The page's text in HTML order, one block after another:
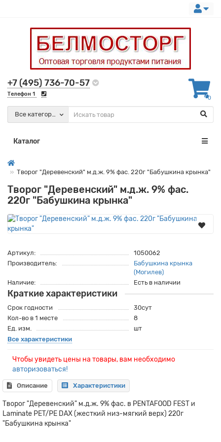
+7 (495) 736-70-57
Телефон 1
0
Все категории
Каталог
Творог "Деревенский" м.д.ж. 9% фас. 220г "Бабушкина крынка"
Творог "Деревенский" м.д.ж. 9% фас.
220г "Бабушкина крынка"
Артикул:
1050062
Производитель:
Бабушкина крынка
(Могилев)
Наличие:
Есть в наличии
Краткие характеристики
Срок годности
30сут
Кол-во в 1 месте
8
Ед. изм.
шт
Все характеристики
Чтобы увидеть цены на товары, вам необходимо
авторизоваться!
Описание Характеристики
Творог "Деревенский" м.д.ж. 9% фас. в PENTAFOOD FEST и
Laminate PET/PE DAX (жесткий низ-мягкий верх) 220г
"Бабушкина крынка"